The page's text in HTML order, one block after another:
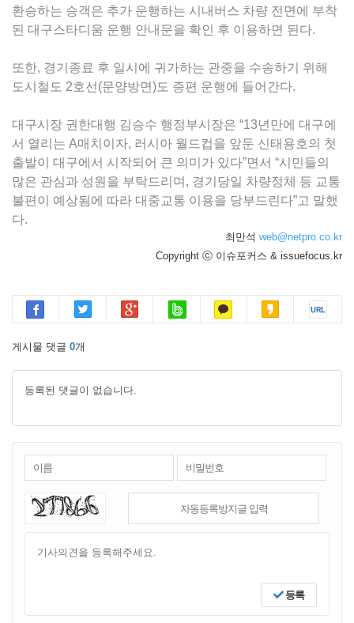
환승하는 승객은 추가 운행하는 시내버스 차량 전면에 부착
된 대구스타디움 운행 안내문을 확인 후 이용하면 된다.
또한, 경기종료 후 일시에 귀가하는 관중을 수송하기 위해
도시철도 2호선(문양방면)도 증편 운행에 들어간다.
대구시장 권한대행 김승수 행정부시장은 “13년만에 대구에
서 열리는 A매치이자, 러시아 월드컵을 앞둔 신태용호의 첫
출발이 대구에서 시작되어 큰 의미가 있다”면서 “시민들의
많은 관심과 성원을 부탁드리며, 경기당일 차량정체 등 교통
불편이 예상됨에 따라 대중교통 이용을 당부드린다”고 말했
다.
최만석 web@netpro.co.kr
Copyright ⓒ 이슈포커스 & issuefocus.kr
게시물 댓글 0개
등록된 댓글이 없습니다.
등록